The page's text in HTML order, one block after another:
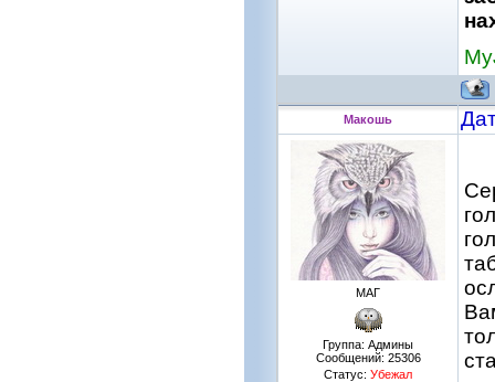
Макошь
МАГ
Группа: Админы
Сообщений: 25306
Статус: Убежал